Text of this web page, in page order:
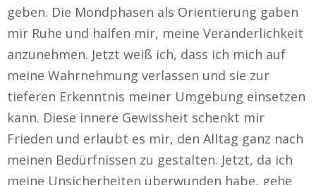
geben. Die Mondphasen als Orientierung gaben
mir Ruhe und halfen mir, meine Veränderlichkeit
anzunehmen. Jetzt weiß ich, dass ich mich auf
meine Wahrnehmung verlassen und sie zur
tieferen Erkenntnis meiner Umgebung einsetzen
kann. Diese innere Gewissheit schenkt mir
Frieden und erlaubt es mir, den Alltag ganz nach
meinen Bedürfnissen zu gestalten. Jetzt, da ich
meine Unsicherheiten überwunden habe, gehe